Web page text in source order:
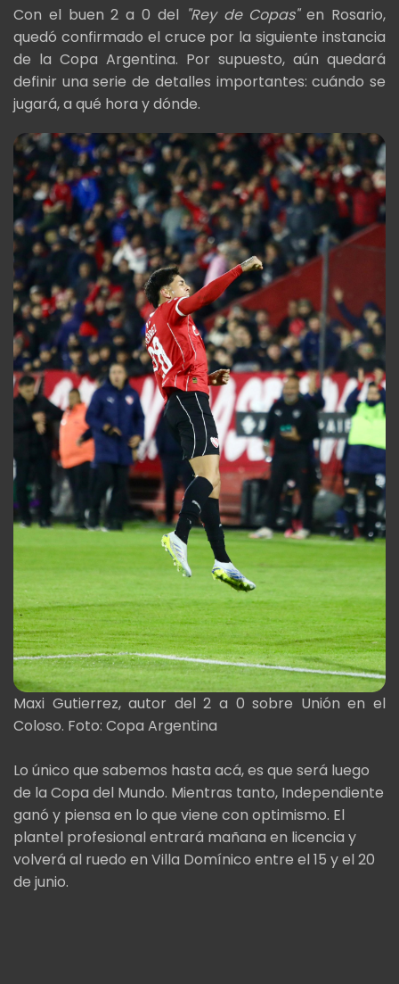
Con el buen 2 a 0 del "Rey de Copas"en Rosario,
quedó confirmado el cruce por la siguiente instancia
de la Copa Argentina. Por supuesto, aún quedará
definir una serie de detalles importantes: cuándo se
jugará, a qué hora y dónde.
Maxi Gutierrez, autor del 2 a 0 sobre Unión en el
Coloso. Foto: Copa Argentina
Lo único que sabemos hasta acá, es que será luego
de la Copa del Mundo. Mientras tanto, Independiente
ganó y piensa en lo que viene con optimismo. El
plantel profesional entrará mañana en licencia y
volverá al ruedo en Villa Domínico entre el 15 y el 20
de junio.